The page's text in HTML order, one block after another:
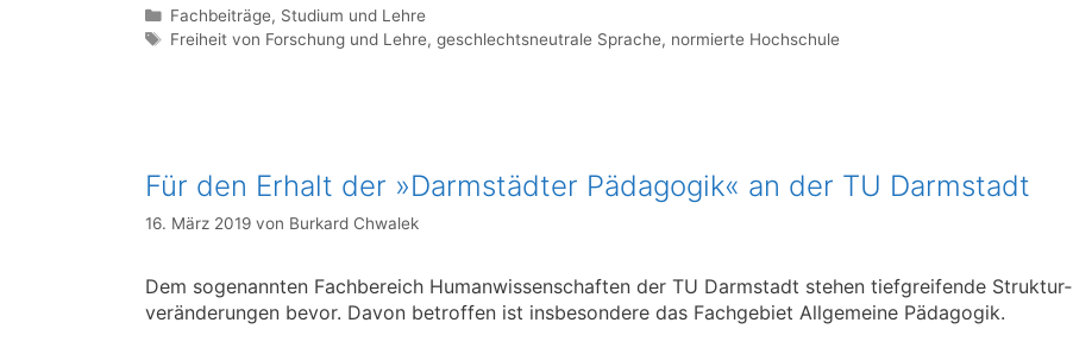
Kategorien
Fachbeiträge, Studium und Lehre
Schlagwörter
Freiheit von Forschung und Lehre,geschlechtsneutrale Sprache, normierte Hochschule
Für den Erhalt der »Darmstädter Pädagogik« an der TU Darmstadt
16. März 2019 von Burkard Chwalek
Dem sogenannten Fachbereich Humanwissenschaften der TU Darmstadt stehen tiefgreifende Struktur­
ver­änderungen bevor. Davon betroffen ist insbesondere das Fachgebiet Allgemeine Päda­gogik.